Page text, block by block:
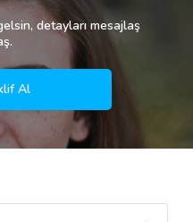
detayları mesajlaş
Al